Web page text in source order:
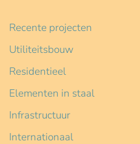
Recente projecten
Utiliteitsbouw
Residentieel
Elementen in staal
Infrastructuur
Internationaal